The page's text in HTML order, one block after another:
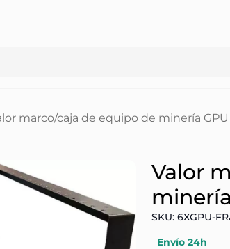
marco/caja de equipo de minería
Valor
SKU: 6XGPU-
Envío 24h